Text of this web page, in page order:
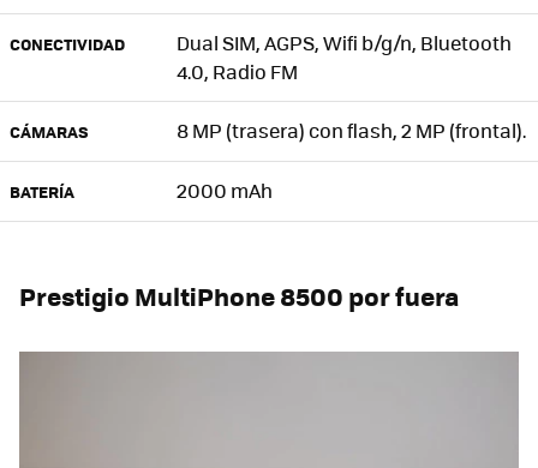
CONECTIVIDAD
Dual SIM, AGPS, Wifi b/g/n, Bluetooth
4.0, Radio FM
CÁMARAS 8 MP (trasera) con flash, 2 MP (frontal).
BATERÍA 2000 mAh
Prestigio MultiPhone 8500 por fuera